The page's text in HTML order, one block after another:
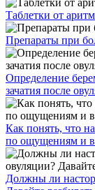
Таблетки от
Препараты при
Определение
зачатия после
Как понять, что
по ощущениям и
Должны ли